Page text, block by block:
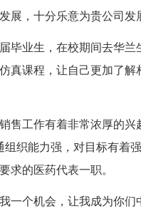
展，十分乐意为贵公司发
业生，在校期间去华兰
真课程，让自己更加了
工作有着非常浓厚的兴
织能力强，对目标有着
求的医药代表一职。
个机会，让我成为你们